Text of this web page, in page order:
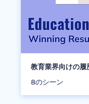
教育業界向けの履
8のシーン